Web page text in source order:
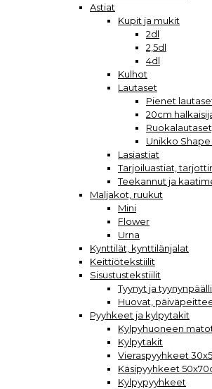
Astiat
Kupit ja mukit
2dl
2,5dl
4dl
Kulhot
Lautaset
Pienet
20cm
Unikko
Lasiastiat
Tarjoiluastiat,
Teekannut ja
Maljakot, ruukut
Mini
Flower
Urna
Kynttilät, kynttilänjalat
Keittiötekstiilit
Sisustustekstiilit
Tyynyt ja
Huovat,
Pyyhkeet ja kylpytakit
Kylpyhuoneen
Kylpytakit
Vieraspyyhkeet
Käsipyyhkeet
Kylpypyyhkeet